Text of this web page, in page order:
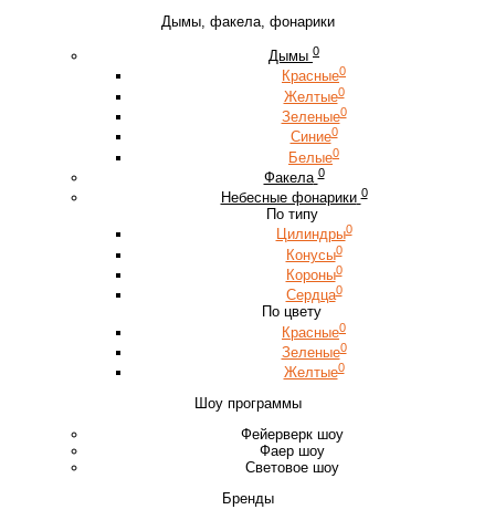
Дымы, факела, фонарики
Дымы 0
Красные0
Желтые0
Зеленые0
Синие0
Белые0
Факела 0
Небесные фонарики 0
По типу
Цилиндры0
Конусы0
Короны0
Сердца0
По цвету
Красные0
Зеленые0
Желтые0
Шоу программы
Фейерверк шоу
Фаер шоу
Световое шоу
Бренды